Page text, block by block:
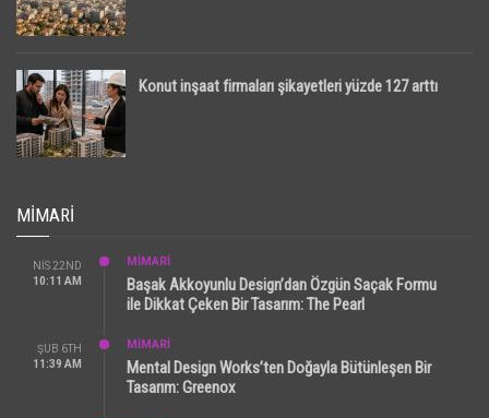
Konut inşaat firmaları şikayetleri yüzde 127 arttı
MIMARI
NIS 22ND
10:11 AM
MİMARİ
Başak Akkoyunlu Design’dan Özgün Saçak Formu
ile Dikkat Çeken Bir Tasarım: The Pearl
ŞUB 6TH
11:39 AM
MİMARİ
Mental Design Works’ten Doğayla Bütünleşen Bir
Tasarım: Greenox